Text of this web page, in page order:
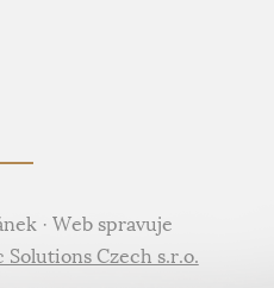
· Web spravuje
Solutions Czech s.r.o.